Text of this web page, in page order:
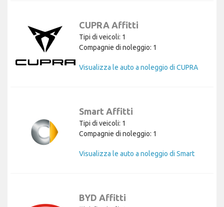
CUPRA Affitti
Tipi di veicoli: 1
Compagnie di noleggio: 1
Visualizza le auto a noleggio di CUPRA
Smart Affitti
Tipi di veicoli: 1
Compagnie di noleggio: 1
Visualizza le auto a noleggio di Smart
BYD Affitti